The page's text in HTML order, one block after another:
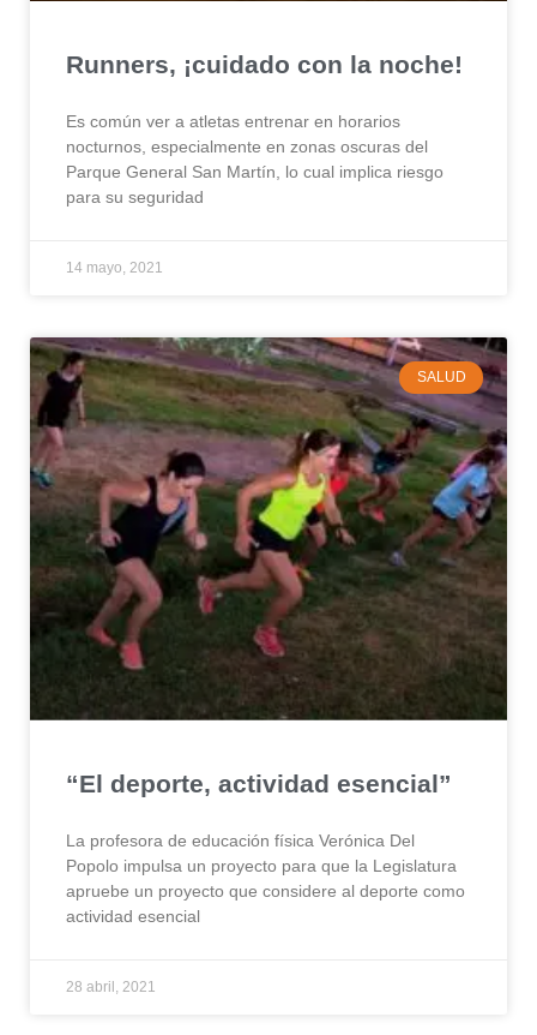
Runners, ¡cuidado con la noche!
Es común ver a atletas entrenar en horarios
nocturnos, especialmente en zonas oscuras del
Parque General San Martín, lo cual implica riesgo
para su seguridad
14 mayo, 2021
SALUD
“El deporte, actividad esencial”
La profesora de educación física Verónica Del
Popolo impulsa un proyecto para que la Legislatura
apruebe un proyecto que considere al deporte como
actividad esencial
28 abril, 2021